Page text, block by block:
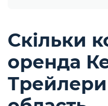
Скільки
оренда
Трейлери